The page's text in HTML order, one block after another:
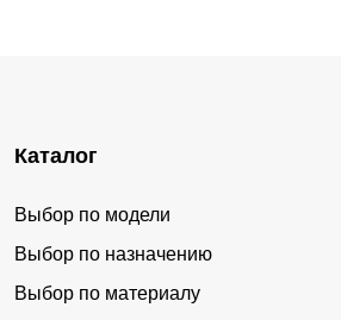
Каталог
Выбор по модели
Выбор по назначению
Выбор по материалу